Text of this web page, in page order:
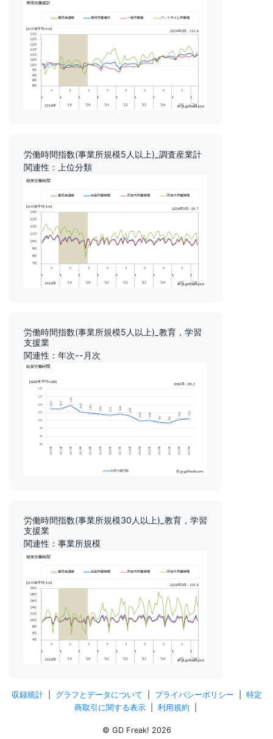
労働時間指数(事業所規模5人以上)_調査産業計
関連性：上位分類
労働時間指数(事業所規模5人以上)_教育，学習
支援業
関連性：年次--月次
労働時間指数(事業所規模30人以上)_教育，学習
支援業
関連性：事業所規模
収録統計| グラフとデータについて プライバシーポリシー
特定
商取引に関する表示| 利用規約
© GD Freak! 2026